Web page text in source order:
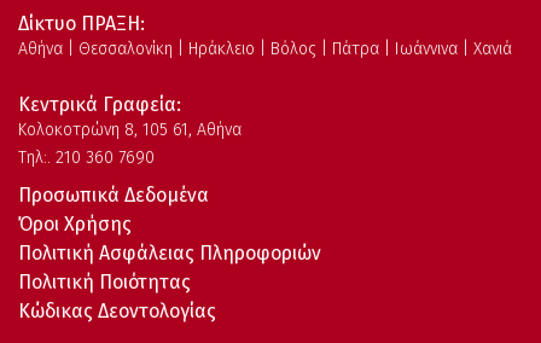
Δίκτυο ΠΡΑΞΗ:
Αθήνα | Θεσσαλονίκη | Ηράκλειο | Βόλος | Πάτρα | Ιωάννινα | Χανιά
Κεντρικά Γραφεία:
Kολοκοτρώνη 8, 105 61, Αθήνα
Τηλ:. 210 360 7690
Προσωπικά Δεδομένα
Όροι Χρήσης
Πολιτική Ασφάλειας Πληροφοριών
Πολιτική Ποιότητας
Κώδικας Δεοντολογίας